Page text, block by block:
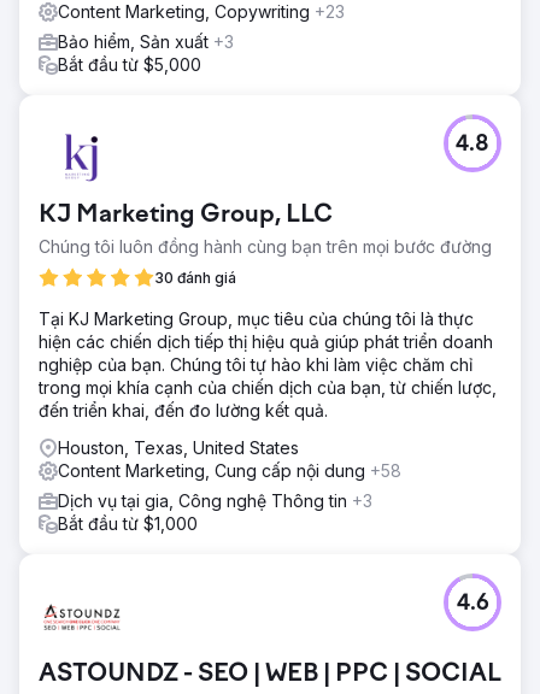
Content Marketing, Copywriting +23
Bảo hiểm, Sản xuất +3
Bắt đầu từ $5,000
KJ Marketing Group, LLC
Chúng tôi luôn đồng hành cùng bạn trên mọi bước đường
30 đánh giá
4.8
Tại KJ Marketing Group, mục tiêu của chúng tôi là thực
hiện các chiến dịch tiếp thị hiệu quả giúp phát triển doanh
nghiệp của bạn. Chúng tôi tự hào khi làm việc chăm chỉ
trong mọi khía cạnh của chiến dịch của bạn, từ chiến lược,
đến triển khai, đến đo lường kết quả.
Houston, Texas, United States
Content Marketing, Cung cấp nội dung +58
Dịch vụ tại gia, Công nghệ Thông tin +3
Bắt đầu từ $1,000
ASTOUNDZ - SEO | WEB | PPC | SOCIAL
4.6